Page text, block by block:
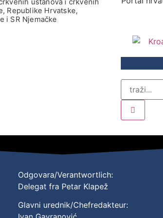
Republike Hrvatske,
i SR Njemačke
Odgovara/Verantwortlich:
Delegat fra Petar Klapež
Glavni urednik/Chefredakteur: